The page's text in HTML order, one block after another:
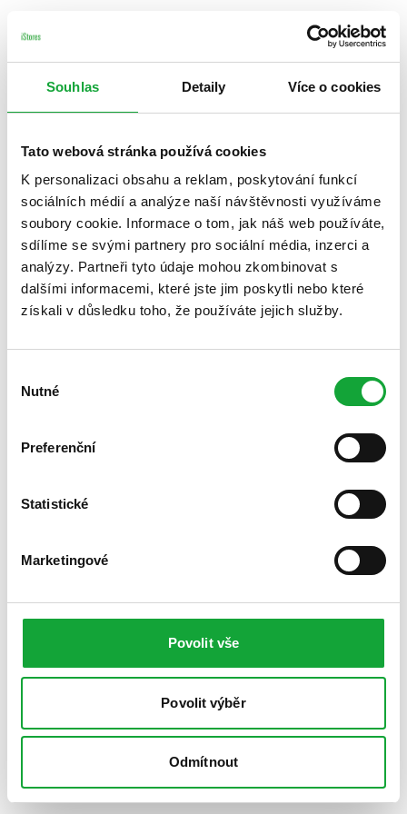
Souhlas Detaily Více o cookies
Tato webová stránka používá cookies
K personalizaci obsahu a reklam, poskytování funkcí
sociálních médií a analýze naší návštěvnosti využíváme
soubory cookie. Informace o tom, jak náš web používáte,
sdílíme se svými partnery pro sociální média, inzerci a
analýzy. Partneři tyto údaje mohou zkombinovat s
dalšími informacemi, které jste jim poskytli nebo které
získali v důsledku toho, že používáte jejich služby.
souhlasu
Nutné
Preferenční
Statistické
Marketingové
Povolit vše
Povolit výběr
Odmítnout